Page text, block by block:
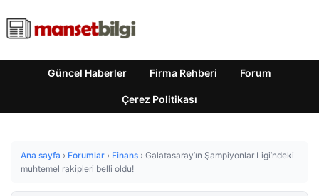
Güncel Haberler Firma Rehberi Forum
Çerez Politikası
Ana sayfa › Forumlar › Finans › Galatasaray’ın Şampiyonlar Ligi’ndeki
muhtemel rakipleri belli oldu!